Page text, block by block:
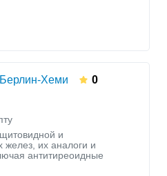
Хеми 0
и
их аналоги и
антитиреоидные